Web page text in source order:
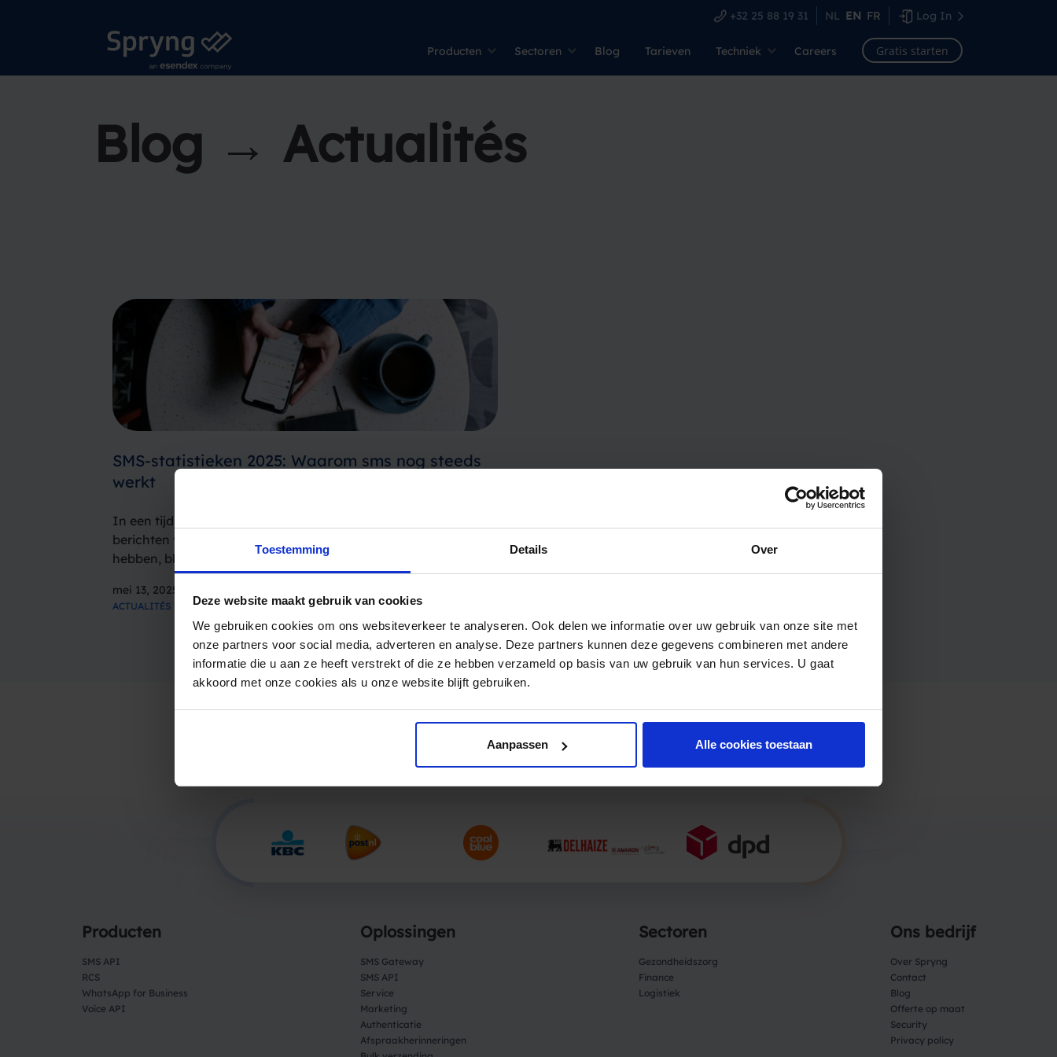
Toestemming Details Over
Deze website maakt gebruik van cookies
We gebruiken cookies om ons websiteverkeer te analyseren. Ook delen we informatie over uw gebruik van onze site met
onze partners voor social media, adverteren en analyse. Deze partners kunnen deze gegevens combineren met andere
informatie die u aan ze heeft verstrekt of die ze hebben verzameld op basis van uw gebruik van hun services. U gaat
akkoord met onze cookies als u onze website blijft gebruiken.
Aanpassen Alle cookies toestaan
+32 25 88 19 31 NL EN FR Log In
Producten Sectoren Blog Tarieven Techniek Careers Gratis starten
Blog → Actualités
SMS-statistieken 2025: Waarom sms nog steeds
werkt
In een tijd waarin mailboxen overvol zijn, algoritmes je
berichten verstoppen en mensen alsmaar minder aandacht
hebben, blijft sms een betrouwbaar, krachtig en tijdloos
communicatiekanaal.Maar je hoeft ons niet zomaar te geloven
— de cijfers spreken voor zich. Van opening rates…
mei 13, 2025
ACTUALITÉS
Vertrouwd door bedrijven als
Producten
SMS API
RCS
WhatsApp for Business
Voice API
Oplossingen
SMS Gateway
SMS API
Service
Marketing
Authenticatie
Afspraakherinneringen
Sectoren
Gezondheidszorg
Finance
Logistiek
Ons bedrijf
Over Spryng
Contact
Blog
Offerte op maat
Security
Privacy policy